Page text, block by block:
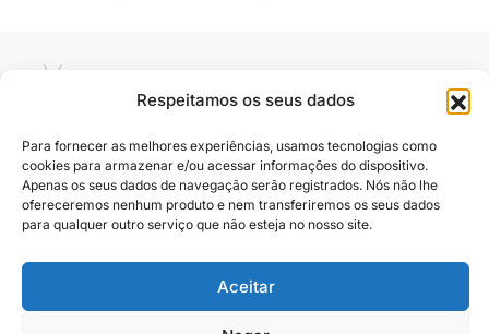
Respeitamos os seus dados
Para fornecer as melhores experiências, usamos tecnologias como
cookies para armazenar e/ou acessar informações do dispositivo.
Apenas os seus dados de navegação serão registrados. Nós não lhe
ofereceremos nenhum produto e nem transferiremos os seus dados
para qualquer outro serviço que não esteja no nosso site.
Aceitar
Siga e compartilhe
@2025. Todos os direitos reservados